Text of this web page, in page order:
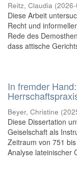
Reitz, Claudia (
Diese Arbeit
Recht und
Rede des
dass attische
In fremder
Beyer, Christine (
Diese Dissertation
Geiselschaft als
Zeitraum von 751
Analyse lateinischer